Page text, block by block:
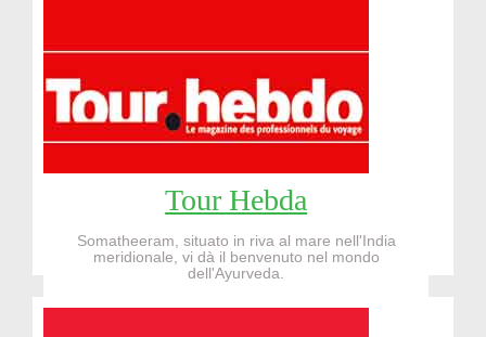
Tour Hebda
Somatheeram, situato in riva al mare nell'India
meridionale, vi dà il benvenuto nel mondo
dell'Ayurveda.